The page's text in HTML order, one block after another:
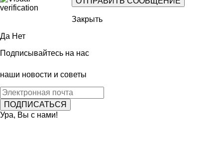
Закрыть
Да Нет
Подписывайтесь на нас
наши новости и советы
Ура, Вы с нами!